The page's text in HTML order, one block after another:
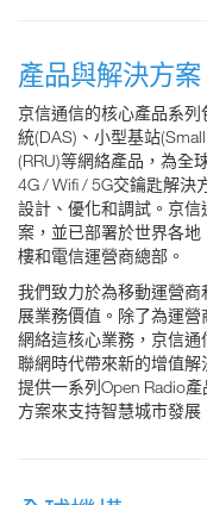
產品與解決方案
京信通信的核心產品系
統(DAS)、小型基站
(RRU)等網絡產品，為全
4G / Wifi / 5G交鑰匙解決
設計、優化和調試。京
案，並已部署於世界各
樓和電信運營商總部。
我們致力於為移動運營
展業務價值。除了為運
網絡這核心業務，京信
聯網時代帶來新的增值解
提供一系列Open Radio
方案來支持智慧城市發展